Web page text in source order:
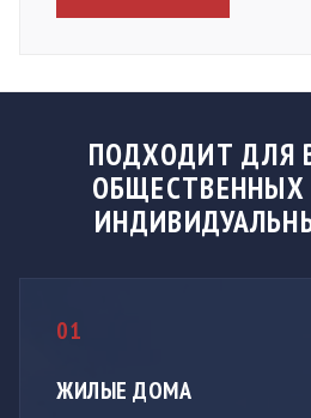
ПОДХОДИТ ДЛЯ
01
ЖИЛЫЕ ДОМА